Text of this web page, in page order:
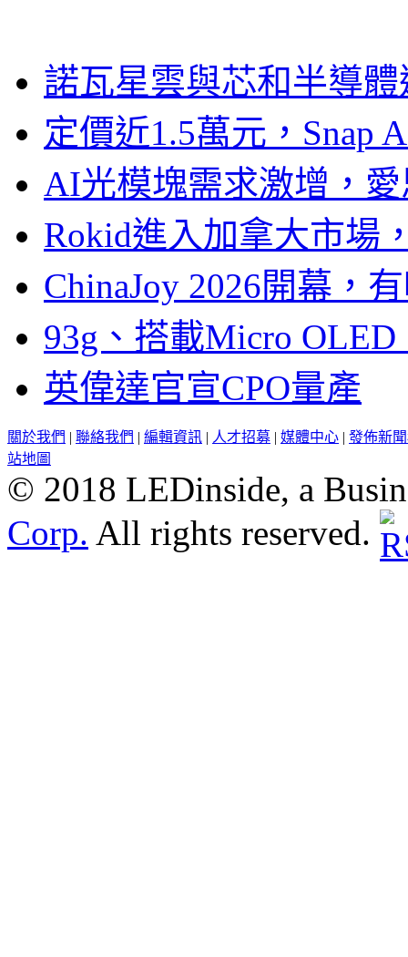
諾瓦星雲與芯和半導
定價近1.5萬元，Snap
AI光模塊需求激增，
Rokid進入加拿大市場
ChinaJoy 2026開幕，
93g、搭載Micro
英偉達官宣CPO量產
關於我們 | 聯絡我們 | 編輯資訊 | 人才招募 | 媒體中心 | 發佈新
站地圖
© 2018 LEDinside, a
Corp. All rights reserved.